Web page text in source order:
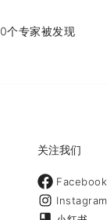
0个专家被发现
关注我们
Facebook
Instagram